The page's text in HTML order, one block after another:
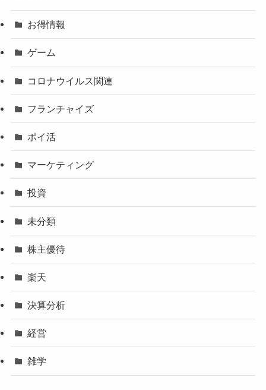
お得情報
ゲーム
コロナウイルス関連
フランチャイズ
ポイ活
マーケティング
投資
未分類
株主優待
楽天
決算分析
経営
雑学